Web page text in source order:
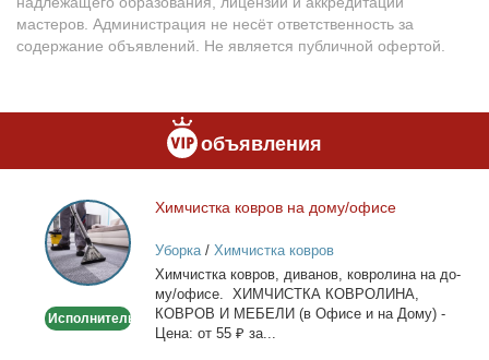
мастеров. Администрация не несёт ответственность за
содержание объявлений. Не является публичной офертой.
объявления
Химчистка
ковров
на
дому/
Исполнитель
Хим­чист­ка ков­ров на до­му/офи­се
Уборка/ Химчистка ковров
Хим­чист­ка ков­ров, ди­ва­нов, ков­ро­ли­на на до­
му/офи­се. ХИМЧИСТКА КОВРОЛИНА,
КОВРОВ И МЕБЕЛИ (в Офи­се и на До­му) -
Це­на: от 55 ₽ за...